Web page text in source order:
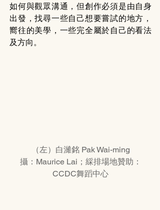
如何與觀眾溝通，但創作必須是由自身
出發，找尋一些自己想要嘗試的地方，
嚮往的美學，一些完全屬於自己的看法
及方向。
（左）白濰銘 Pak Wai-ming
攝：Maurice Lai；綵排場地贊助：
CCDC舞蹈中心